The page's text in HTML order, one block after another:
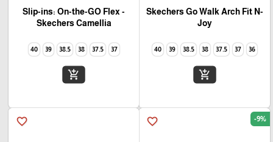
Skechers Go Walk Arch Fit N-
Joy
36
37
37.5
38
38.5
39
40
add_shopping_cart
Slip-ins: On-the-GO Flex -
Camellia‏ Skechers
37
37.5
38
38.5
39
40
add_shopping_cart
favorite_border -9%
favorite_border